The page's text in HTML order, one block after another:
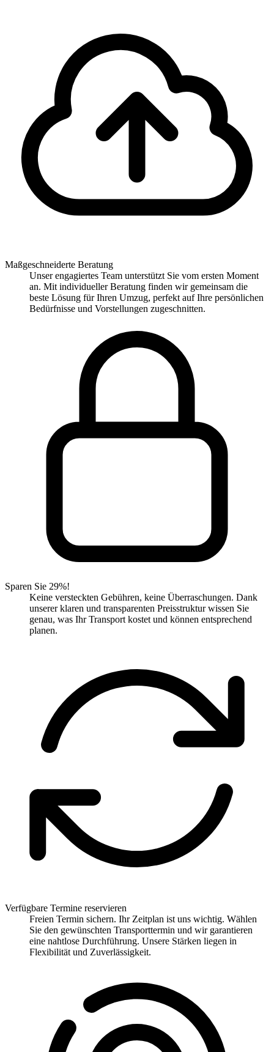
Maßgeschneiderte Beratung
Unser engagiertes Team unterstützt Sie vom ersten Moment
an. Mit individueller Beratung finden wir gemeinsam die
beste Lösung für Ihren Umzug, perfekt auf Ihre persönlichen
Bedürfnisse und Vorstellungen zugeschnitten.
Sparen Sie 29%!
Keine versteckten Gebühren, keine Überraschungen. Dank
unserer klaren und transparenten Preisstruktur wissen Sie
genau, was Ihr Transport kostet und können entsprechend
planen.
Verfügbare Termine reservieren
Freien Termin sichern. Ihr Zeitplan ist uns wichtig. Wählen
Sie den gewünschten Transporttermin und wir garantieren
eine nahtlose Durchführung. Unsere Stärken liegen in
Flexibilität und Zuverlässigkeit.